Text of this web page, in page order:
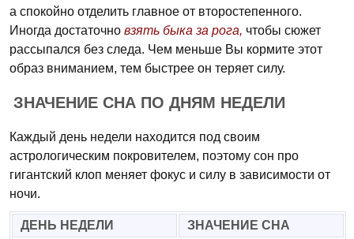
а спокойно отделить главное от второстепенного.
Иногда достаточно взять быка за рога, чтобы сюжет
рассыпался без следа. Чем меньше Вы кормите этот
образ вниманием, тем быстрее он теряет силу.
ЗНАЧЕНИЕ СНА ПО ДНЯМ НЕДЕЛИ
Каждый день недели находится под своим
астрологическим покровителем, поэтому сон про
гигантский клоп меняет фокус и силу в зависимости от
ночи.
ДЕНЬ НЕДЕЛИ ЗНАЧЕНИЕ СНА